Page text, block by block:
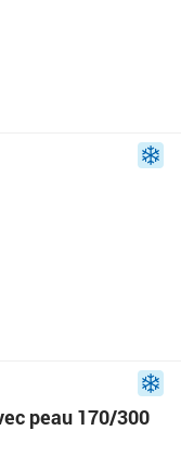
peau 170/300